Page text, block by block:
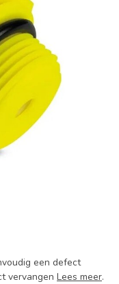
een defect
vervangen Lees meer.